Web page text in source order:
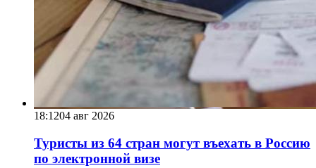
18:1204 авг 2026
Туристы из 64 стран могут въехать в Россию
по электронной визе